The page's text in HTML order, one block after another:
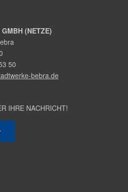
(NETZE)
50
bebra.de
IHRE NACHRICHT!